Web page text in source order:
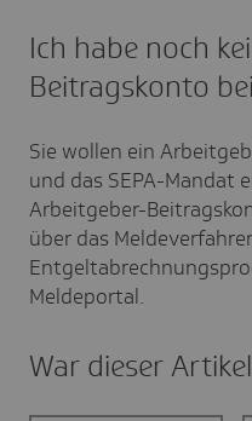
Ich habe noch
Beitragskonto
Sie wollen ein
und das SEPA-Mandat
Arbeitgeber-
über das
Meldeportal.
War dieser